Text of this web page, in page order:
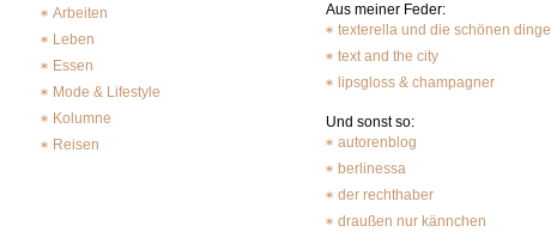
Arbeiten
Leben
Essen
Mode & Lifestyle
Kolumne
Reisen
Aus meiner Feder:
texterella und die schönen dinge
text and the city
lipsgloss & champagner
Und sonst so:
autorenblog
berlinessa
der rechthaber
draußen nur kännchen